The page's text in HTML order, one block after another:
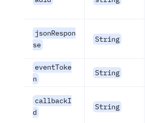
jsonRespon
se
String
eventToke
n
String
callbackI
d
String